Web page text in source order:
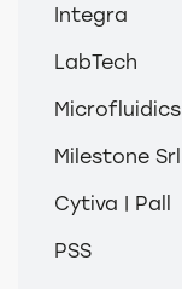
Integra
LabTech
Microfluidics
Milestone Srl
Cytiva | Pall
PSS